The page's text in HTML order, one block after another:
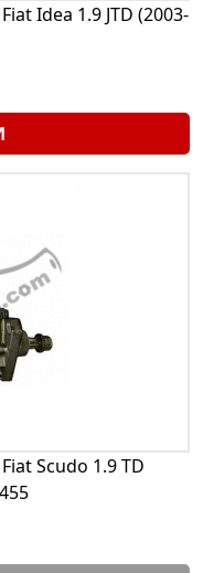
Idea 1.9 JTD (2003-
Scudo 1.9 TD